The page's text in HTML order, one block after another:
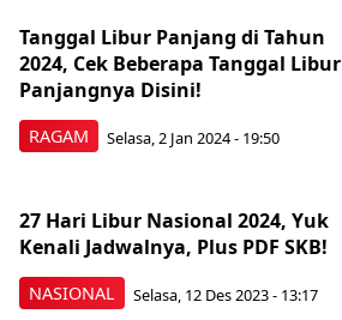
RAGAM
Tanggal Libur Panjang di Tahun
2024, Cek Beberapa Tanggal Libur
Panjangnya Disini!
Selasa, 2 Jan 2024 - 19:50
NASIONAL
27 Hari Libur Nasional 2024, Yuk
Kenali Jadwalnya, Plus PDF SKB!
Selasa, 12 Des 2023 - 13:17